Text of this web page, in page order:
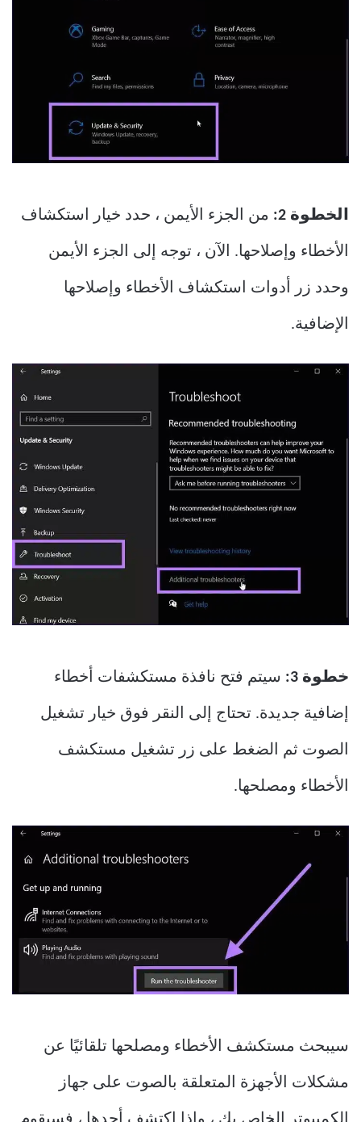
الخطوة 2: من الجزء الأيمن ، حدد خيار استكشاف
الأخطاء وإصلاحها. الآن ، توجه إلى الجزء الأيمن
وحدد زر أدوات استكشاف الأخطاء وإصلاحها
الإضافية.
خطوة 3: سيتم فتح نافذة مستكشفات أخطاء
إضافية جديدة. تحتاج إلى النقر فوق خيار تشغيل
الصوت ثم الضغط على زر تشغيل مستكشف
الأخطاء ومصلحها.
سيبحث مستكشف الأخطاء ومصلحها تلقائيًا عن
مشكلات الأجهزة المتعلقة بالصوت على جهاز